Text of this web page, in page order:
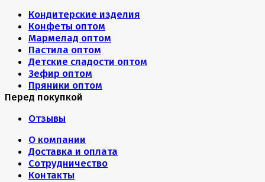
Кондитерские изделия
Конфеты оптом
Мармелад оптом
Пастила оптом
Детские сладости оптом
Зефир оптом
Пряники оптом
Перед покупкой
Отзывы
О компании
Доставка и оплата
Сотрудничество
Контакты